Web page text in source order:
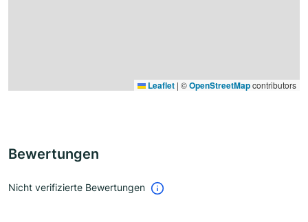
Leaflet | ©OpenStreetMapcontributors
Bewertungen
Nicht verifizierte Bewertungen